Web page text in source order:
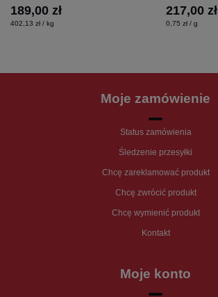
189,00 zł
402,13 zł / kg
217,00 zł
0,75 zł / g
Moje zamówienie
Status zamówienia
Śledzenie przesyłki
Chcę zareklamować produkt
Chcę zwrócić produkt
Chcę wymienić produkt
Kontakt
Moje konto